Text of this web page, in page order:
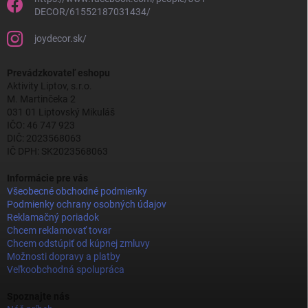
DECOR/61552187031434/
joydecor.sk/
Prevádzkovateľ eshopu
Aktivity Liptov, s.r.o.
M. Martinčeka 2
031 01 Liptovský Mikuláš
IČO: 46 747 923
DIČ: 2023568063
IČ DPH: SK2023568063
Informácie pre vás
Všeobecné obchodné podmienky
Podmienky ochrany osobných údajov
Reklamačný poriadok
Chcem reklamovať tovar
Chcem odstúpiť od kúpnej zmluvy
Možnosti dopravy a platby
Veľkoobchodná spolupráca